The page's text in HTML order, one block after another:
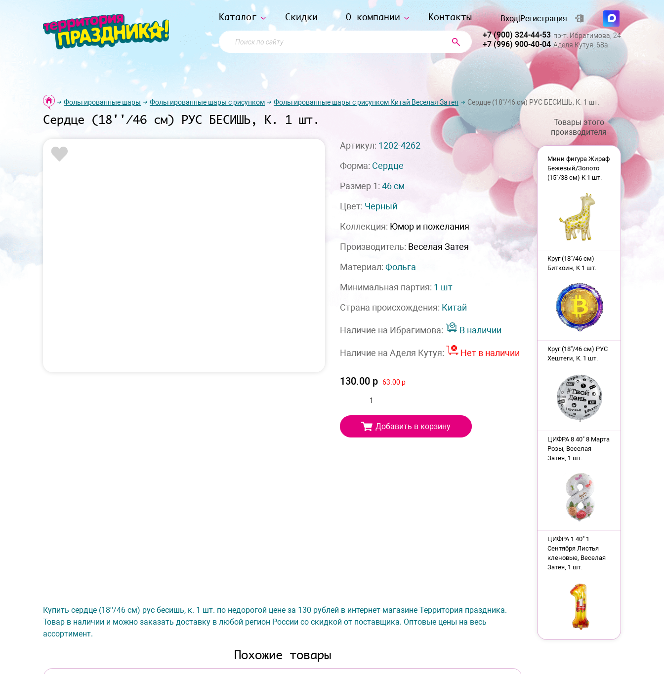
Каталог Скидки О компании Контакты
Поиск по сайту
Вход|Регистрация
+7 (900) 324-44-53 пр-т. Ибрагимова, 24
+7 (996) 900-40-04 Аделя Кутуя, 68а
Фольгированные шары Фольгированные шары с рисунком Фольгированные шары с рисунком Китай Веселая Затея Сердце (18''/46 см) РУС БЕСИШЬ, К. 1 шт.
Сердце (18''/46 см) РУС БЕСИШЬ, К. 1 шт.
Артикул: 1202-4262
Форма: Сердце
Размер 1: 46 см
Цвет: Черный
Коллекция: Юмор и пожелания
Производитель: Веселая Затея
Материал: Фольга
Минимальная партия: 1 шт
Страна происхождения: Китай
Наличие на Ибрагимова: В наличии
Наличие на Аделя Кутуя: Нет в наличии
130.00 р 63.00 р
Добавить в корзину
Купить сердце (18''/46 см) рус бесишь, к. 1 шт. по недорогой цене за 130 рублей в интернет-магазине Территория праздника.
Товар в наличии и можно заказать доставку в любой регион России со скидкой от поставщика. Оптовые цены на весь
ассортимент.
Похожие товары
Товары этого
производителя
Мини фигура Жираф
Бежевый/Золото
(15"/38 см) К 1 шт.
Круг (18''/46 см)
Биткоин, K 1 шт.
Круг (18''/46 см) РУС
Хештеги, К. 1 шт.
ЦИФРА 8 40" 8 Марта
Розы, Веселая
Затея, 1 шт.
ЦИФРА 1 40" 1
Сентября Листья
кленовые, Веселая
Затея, 1 шт.